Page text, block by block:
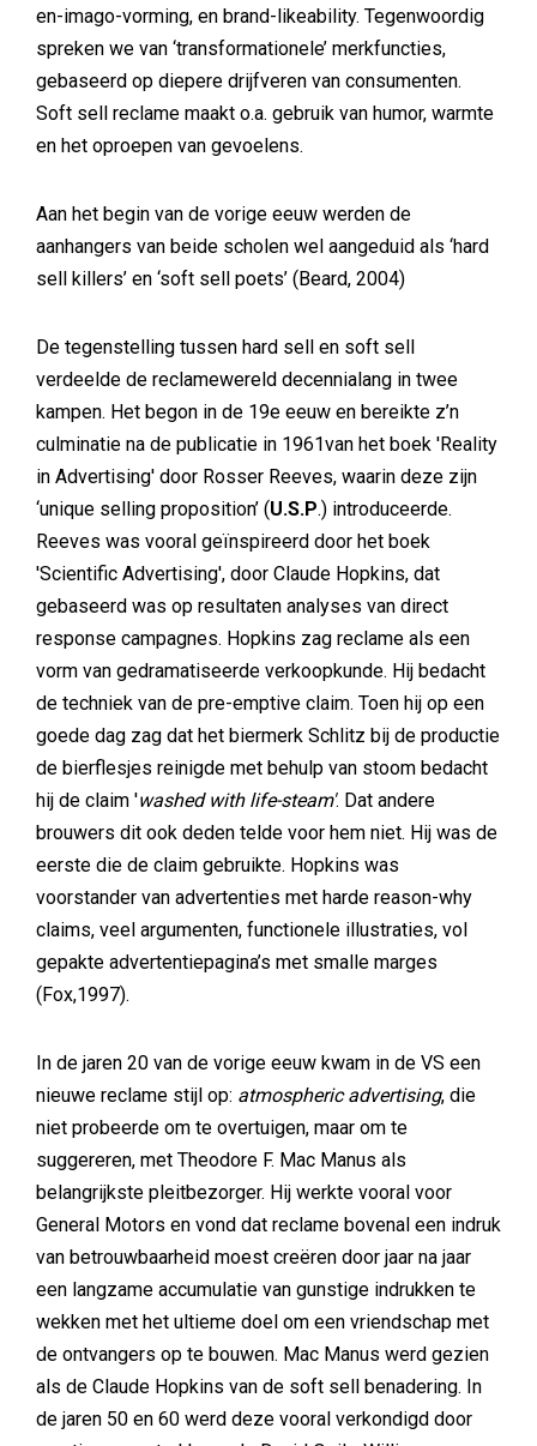
en-imago-vorming, en brand-likeability. Tegenwoordig
spreken we van ‘transformationele’ merkfuncties,
gebaseerd op diepere drijfveren van consumenten.
Soft sell reclame maakt o.a. gebruik van humor, warmte
en het oproepen van gevoelens.
Aan het begin van de vorige eeuw werden de
aanhangers van beide scholen wel aangeduid als ‘hard
sell killers’ en ‘soft sell poets’ (Beard, 2004)
De tegenstelling tussen hard sell en soft sell
verdeelde de reclamewereld decennialang in twee
kampen. Het begon in de 19e eeuw en bereikte z’n
culminatie na de publicatie in 1961van het boek 'Reality
in Advertising' door Rosser Reeves, waarin deze zijn
‘unique selling proposition’ (U.S.P.) introduceerde.
Reeves was vooral geïnspireerd door het boek
'Scientific Advertising', door Claude Hopkins, dat
gebaseerd was op resultaten analyses van direct
response campagnes. Hopkins zag reclame als een
vorm van gedramatiseerde verkoopkunde. Hij bedacht
de techniek van de pre-emptive claim. Toen hij op een
goede dag zag dat het biermerk Schlitz bij de productie
de bierflesjes reinigde met behulp van stoom bedacht
hij de claim 'washed with life-steam'. Dat andere
brouwers dit ook deden telde voor hem niet. Hij was de
eerste die de claim gebruikte. Hopkins was
voorstander van advertenties met harde reason-why
claims, veel argumenten, functionele illustraties, vol
gepakte advertentiepagina’s met smalle marges
(Fox,1997).
In de jaren 20 van de vorige eeuw kwam in de VS een
nieuwe reclame stijl op: atmospheric advertising, die
niet probeerde om te overtuigen, maar om te
suggereren, met Theodore F. Mac Manus als
belangrijkste pleitbezorger. Hij werkte vooral voor
General Motors en vond dat reclame bovenal een indruk
van betrouwbaarheid moest creëren door jaar na jaar
een langzame accumulatie van gunstige indrukken te
wekken met het ultieme doel om een vriendschap met
de ontvangers op te bouwen. Mac Manus werd gezien
als de Claude Hopkins van de soft sell benadering. In
de jaren 50 en 60 werd deze vooral verkondigd door